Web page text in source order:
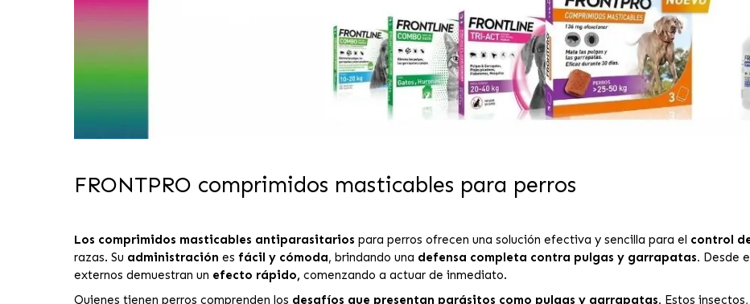
FRONTPRO comprimidos masticables para perros
Los comprimidos masticables antiparasitarios para perros ofrecen una solución efectiva y sencilla para el control
razas. Su administración es fácil y cómoda, brindando una defensa completa contra pulgas y garrapatas. Desde
externos demuestran un efecto rápido, comenzando a actuar de inmediato.
Quienes tienen perros comprenden los desafíos que presentan parásitos como pulgas y garrapatas. Estos